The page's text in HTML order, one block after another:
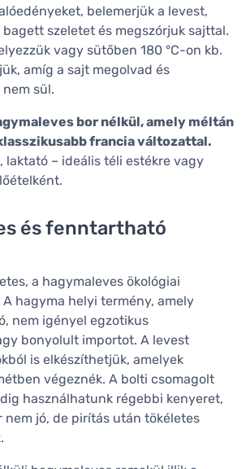
belemerjük a levest,
bagett szeletet és megszórjuk sajttal.
vagy sütőben 180 °C-on kb.
amíg a sajt megolvad és
sül.
bor nélkül, amely méltán
francia változattal.
laktató – ideális téli estékre vagy
és fenntartható
a hagymaleves ökológiai
hagyma helyi termény, amely
nem igényel egzotikus
bonyolult importot. A levest
is elkészíthetjük, amelyek
végeznék. A bolti csomagolt
használhatunk régebbi kenyeret,
nem jó, de pirítás után tökéletes